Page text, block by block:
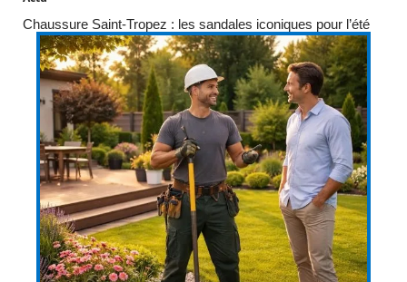
Chaussure Saint-Tropez : les sandales iconiques pour l’été